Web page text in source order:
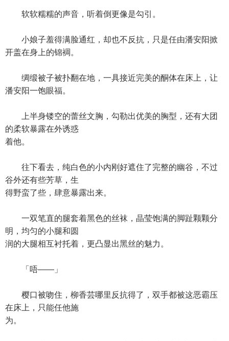
软软糯糯的声音，听着倒更像是勾引。
小娘子羞得满脸通红，却也不反抗，只是任由潘安阳掀
开盖在身上的锦裯。
绸缎被子被扑翻在地，一具接近完美的酮体在床上，让
潘安阳一饱眼福。
上半身镂空的蕾丝文胸，勾勒出优美的胸型，还有大团
的柔软暴露在外诱惑
着他。
往下看去，纯白色的小内刚好遮住了完整的幽谷，不过
谷外还有些芳草，生
得野蛮了些，肆意暴露出来。
一双笔直的腿套着黑色的丝袜，晶莹饱满的脚趾颗颗分
明，均匀的小腿和圆
润的大腿相互衬托着，更凸显出黑丝的魅力。
「唔——」
樱口被吻住，柳香芸哪里反抗得了，双手都被这恶霸压
在床上，只能任他施
为。